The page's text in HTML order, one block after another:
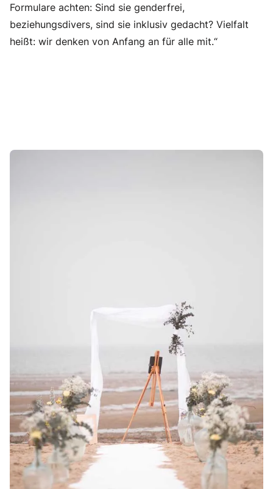
Formulare achten: Sind sie genderfrei,
beziehungsdivers, sind sie inklusiv gedacht? Vielfalt
heißt: wir denken von Anfang an für alle mit.“